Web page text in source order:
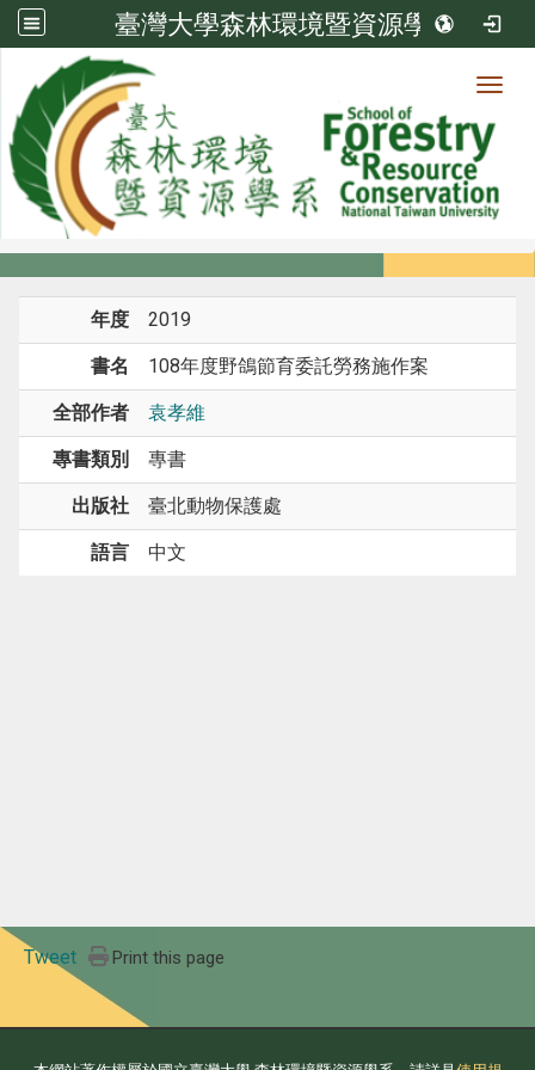
臺灣大學森林環境暨資源學系
系所成員
系所成員
年度 2019
書名 108年度野鴿節育委託勞務施作案
全部作者 袁孝維
專書類別 專書
出版社 臺北動物保護處
語言 中文
Tweet Print this page